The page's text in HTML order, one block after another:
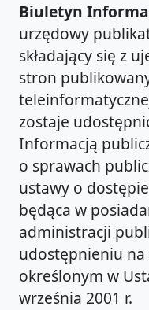
Biuletyn
urzędowy
składający się z
stron
zostaje
Informacją
o sprawach
ustawy o
będąca w
administracji
udostępnieniu na
określonym w
września 2001 r.